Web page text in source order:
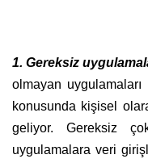
1. Gereksiz
olmayan
konusunda kişisel
geliyor. Gereksiz
uygulamalara veri